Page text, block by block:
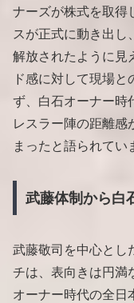
ナーズが株式を取得
スが正式に動き出し
解放されたように見
ド感に対して現場
ず、白石オーナー時
レスラー陣の距離感
まったと語られてい
武藤体制から白
武藤敬司を中心とし
チは、表向きは円満
オーナー時代の全日